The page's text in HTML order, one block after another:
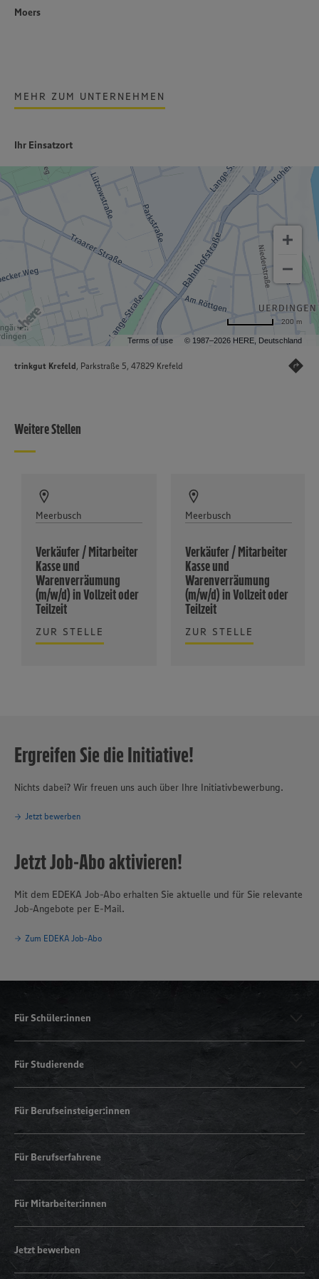
Moers
MEHR ZUM UNTERNEHMEN
Ihr Einsatzort
Terms of use © 1987–2026 HERE, Deutschland
200 m
trinkgut Krefeld , Parkstraße 5, 47829 Krefeld
Weitere Stellen
Meerbusch
Verkäufer / Mitarbeiter
Kasse und
Warenverräumung
(m/w/d) in Vollzeit oder
Teilzeit
ZUR STELLE
Meerbusch
Verkäufer / Mitarbeiter
Kasse und
Warenverräumung
(m/w/d) in Vollzeit oder
Teilzeit
ZUR STELLE
Ergreifen Sie die Initiative!
Nichts dabei? Wir freuen uns auch über Ihre Initiativbewerbung.
Jetzt bewerben
Jetzt Job-Abo aktivieren!
Mit dem EDEKA Job-Abo erhalten Sie aktuelle und für Sie relevante
Job-Angebote per E-Mail.
Zum EDEKA Job-Abo
Für Schüler:innen
Für Studierende
Für Berufseinsteiger:innen
Für Berufserfahrene
Für Mitarbeiter:innen
Jetzt bewerben